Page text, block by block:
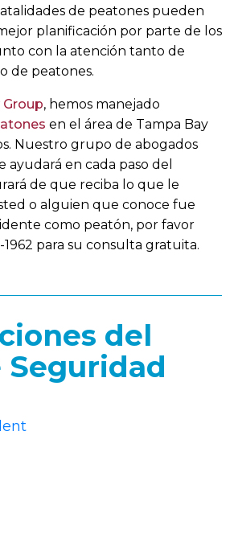
de peatones pueden
planificación por parte de los
con la atención tanto de
de peatones.
, hemos manejado
en el área de Tampa Bay
Nuestro grupo de abogados
ayudará en cada paso del
de que reciba lo que le
o alguien que conoce fue
como peatón, por favor
1962 para su consulta gratuita.
del
Seguridad